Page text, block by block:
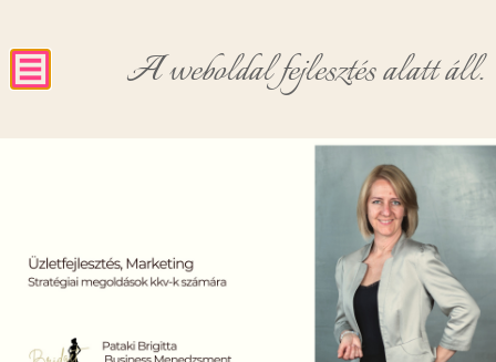
A weboldal fejlesztés alatt áll.